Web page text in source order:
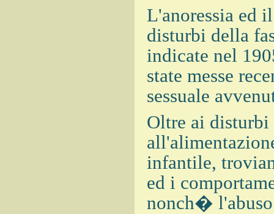
L'anoressia ed
disturbi della
indicate nel
state messe
sessuale
Oltre ai disturbi
infantile,
ed i
nonch� l'abuso